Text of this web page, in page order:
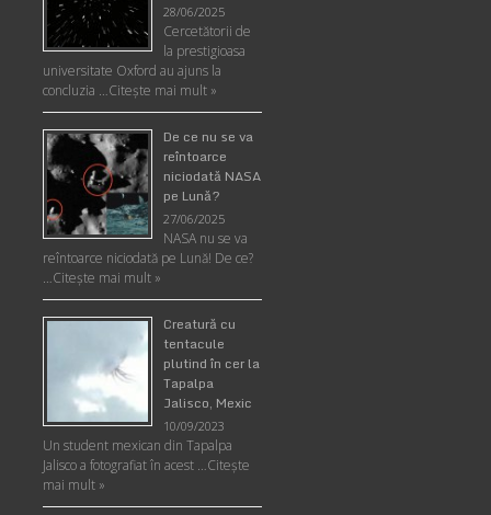
28/06/2025
Cercetătorii de
la prestigioasa
universitate Oxford au ajuns la
concluzia …Citește mai mult »
De ce nu se va
reîntoarce
niciodată NASA
pe Lună?
27/06/2025
NASA nu se va
reîntoarce niciodată pe Lună! De ce?
…Citește mai mult »
Creatură cu
tentacule
plutind în cer la
Tapalpa
Jalisco, Mexic
10/09/2023
Un student mexican din Tapalpa
Jalisco a fotografiat în acest …Citește
mai mult »